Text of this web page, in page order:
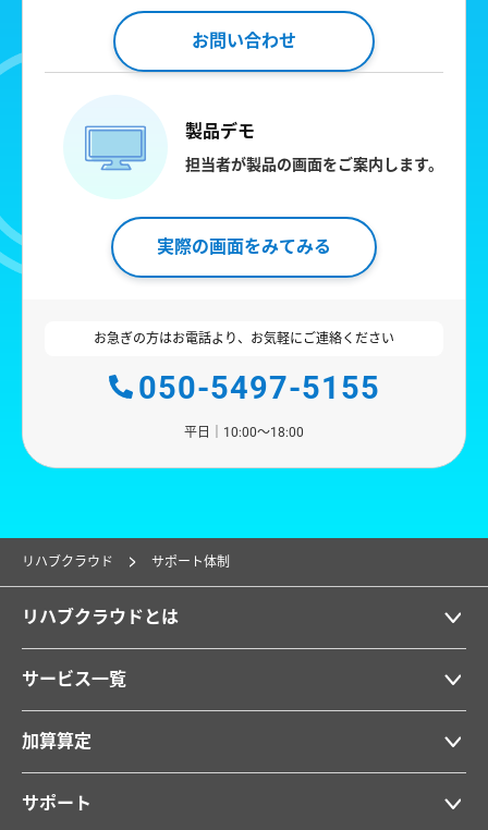
お問い合わせ
製品デモ
担当者が製品の画面をご案内します。
実際の画面をみてみる
お急ぎの方はお電話より、お気軽にご連絡ください
050-5497-5155
平日｜10:00〜18:00
リハブクラウド サポート体制
リハブクラウドとは
サービス一覧
加算算定
サポート